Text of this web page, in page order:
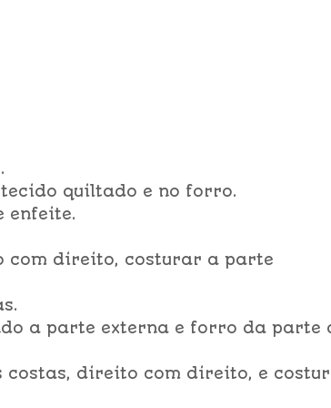
quiltado e no forro.
enfeite.
com direito, costurar a parte
a parte externa e forro da parte
costas, direito com direito, e